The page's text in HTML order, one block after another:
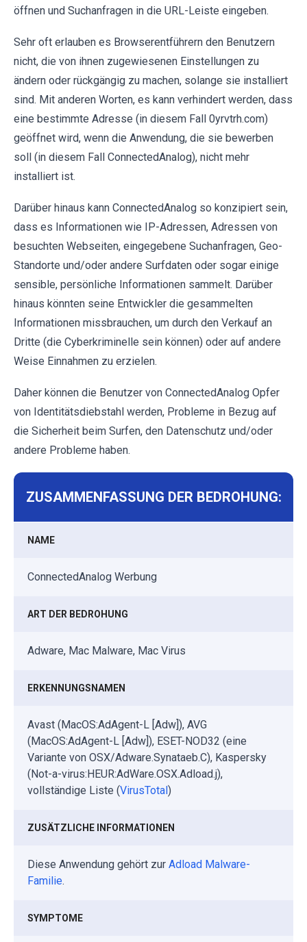
öffnen und Suchanfragen in die URL-Leiste eingeben.
Sehr oft erlauben es Browserentführern den Benutzern
nicht, die von ihnen zugewiesenen Einstellungen zu
ändern oder rückgängig zu machen, solange sie installiert
sind. Mit anderen Worten, es kann verhindert werden, dass
eine bestimmte Adresse (in diesem Fall 0yrvtrh.com)
geöffnet wird, wenn die Anwendung, die sie bewerben
soll (in diesem Fall ConnectedAnalog), nicht mehr
installiert ist.
Darüber hinaus kann ConnectedAnalog so konzipiert sein,
dass es Informationen wie IP-Adressen, Adressen von
besuchten Webseiten, eingegebene Suchanfragen, Geo-
Standorte und/oder andere Surfdaten oder sogar einige
sensible, persönliche Informationen sammelt. Darüber
hinaus könnten seine Entwickler die gesammelten
Informationen missbrauchen, um durch den Verkauf an
Dritte (die Cyberkriminelle sein können) oder auf andere
Weise Einnahmen zu erzielen.
Daher können die Benutzer von ConnectedAnalog Opfer
von Identitätsdiebstahl werden, Probleme in Bezug auf
die Sicherheit beim Surfen, den Datenschutz und/oder
andere Probleme haben.
ZUSAMMENFASSUNG DER BEDROHUNG:
NAME
ConnectedAnalog Werbung
ART DER BEDROHUNG
Adware, Mac Malware, Mac Virus
ERKENNUNGSNAMEN
Avast (MacOS:AdAgent-L [Adw]), AVG
(MacOS:AdAgent-L [Adw]), ESET-NOD32 (eine
Variante von OSX/Adware.Synataeb.C), Kaspersky
(Not-a-virus:HEUR:AdWare.OSX.Adload.j),
vollständige Liste (VirusTotal )
ZUSÄTZLICHE INFORMATIONEN
Diese Anwendung gehört zur Adload Malware-
Familie.
SYMPTOME